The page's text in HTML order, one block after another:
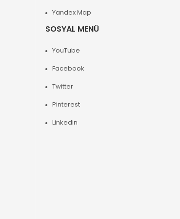
Yandex Map
SOSYAL MENÜ
YouTube
Facebook
Twitter
Pinterest
Linkedin